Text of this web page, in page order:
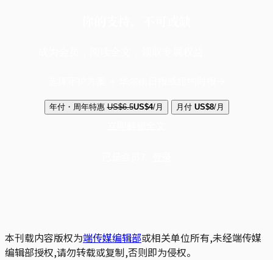
年付・周年特惠 US$6.5US$4/月 月付 US$8/月
本刊载内容版权为端传媒编辑部或相关单位所有,未经端传媒
编辑部授权,请勿转载或复制,否则即为侵权。